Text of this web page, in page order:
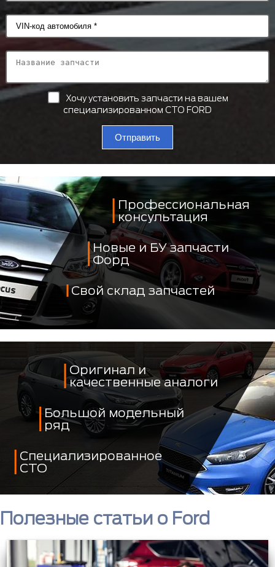
Хочу установить запчасти на вашем
специализированном СТО FORD
Отправить
Профессиональная
консультация
Новые и БУ запчасти
Форд
Свой склад запчастей
Оригинал и
качественные аналоги
Большой модельный
ряд
Специализированное
СТО
Полезные статьи о Ford